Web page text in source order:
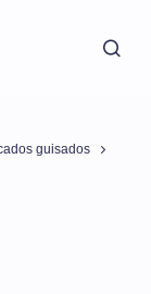
guisados